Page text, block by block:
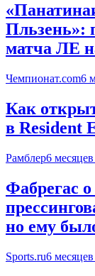
Пльзень»:
матча ЛЕ
Чемпионат.com6
Как
в Resident
Рамблер6
Фабрегас
но ему
Sports.ru6